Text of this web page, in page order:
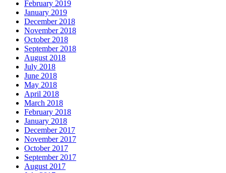
February 2019
January 2019
December 2018
November 2018
October 2018
September 2018
August 2018
July 2018
June 2018
May 2018
April 2018
March 2018
February 2018
January 2018
December 2017
November 2017
October 2017
September 2017
August 2017